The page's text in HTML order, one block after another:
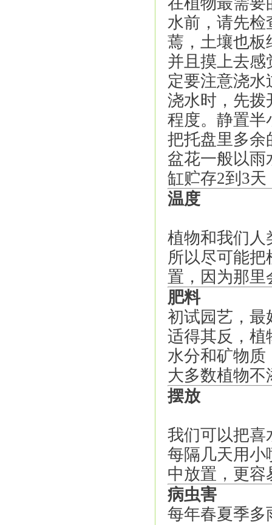
水前，请先检
蔫，土壤也板
并且摸上去感
定要注意浇
浇水时，先拨
程度。静置半
把托盘里多余
盆花一般以雨
缸贮存2到 3天
温度
植物和我们人
所以尽可能
置，因为那里
肥料
初试园艺，最
适得其反，植
水分和矿物质
大多数植物不
摆放
我们可以把喜
每隔几天用小
中放置，更容
病虫害
每年春夏季多